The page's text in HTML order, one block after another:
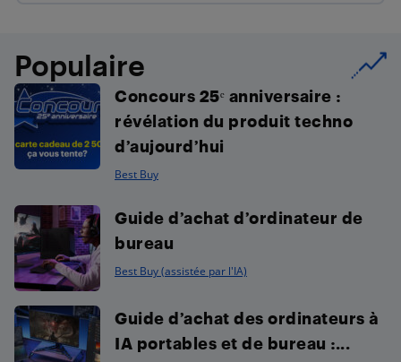
Populaire
Concours 25ᵉ anniversaire :
révélation du produit techno
d’aujourd’hui
Best Buy
Guide d’achat d’ordinateur de
bureau
Best Buy (assistée par l'IA)
Guide d’achat des ordinateurs à
IA portables et de bureau :...